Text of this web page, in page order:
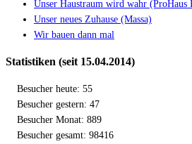
Unser Haustraum wird wahr (ProHaus
Unser neues Zuhause (Massa)
Wir bauen dann mal
Statistiken (seit 15.04.2014)
Besucher heute: 55
Besucher gestern: 47
Besucher Monat: 889
Besucher gesamt: 98416